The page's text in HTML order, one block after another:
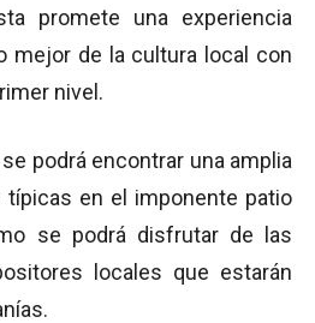
promete una experiencia
mejor de la cultura local con
nivel.
podrá encontrar una amplia
típicas en el imponente patio
se podrá disfrutar de las
locales que estarán